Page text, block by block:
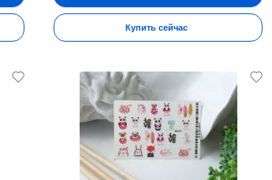
Купить сейчас